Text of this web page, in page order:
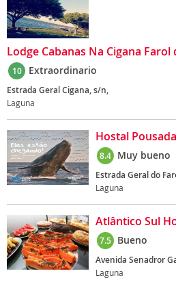
Lodge Cabanas Na Cigana Farol
10 Extraordinario
Estrada Geral Cigana, s/n,
Laguna
Hostal
8.4 Muy bueno
Estrada Geral do
Laguna
Atlântico Sul
7.5 Bueno
Avenida Senadror
Laguna